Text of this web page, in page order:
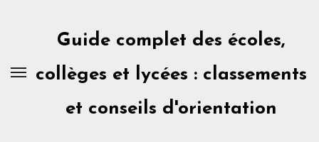
Guide complet des écoles,
collèges et lycées : classements
et conseils d'orientation